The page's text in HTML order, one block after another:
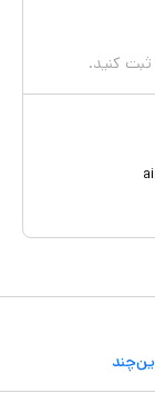
ثبت کنید.